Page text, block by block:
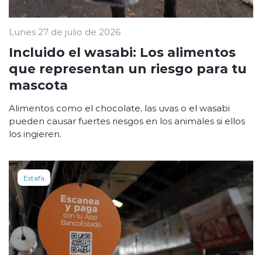
Lunes 27 de julio de 2026
Incluido el wasabi: Los alimentos
que representan un riesgo para tu
mascota
Alimentos como el chocolate, las uvas o el wasabi
pueden causar fuertes riesgos en los animales si ellos
los ingieren.
Estafa